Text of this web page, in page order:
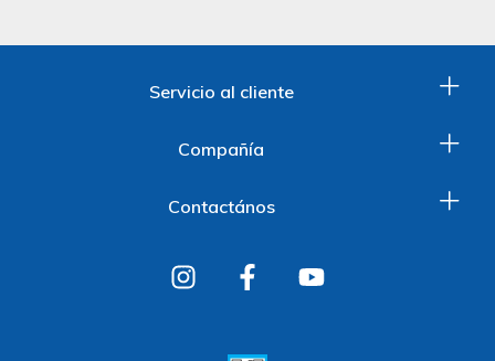
Servicio al cliente
Compañía
Contactános